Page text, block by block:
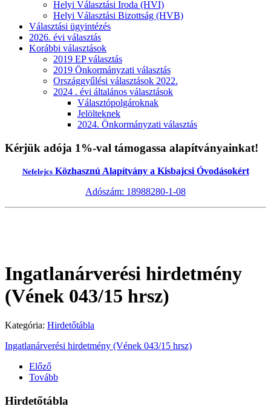
Helyi Választási Iroda (HVI)
Helyi Választási Bizottság (HVB)
Választási ügyintézés
2026. évi választás
Korábbi választások
2019 EP választás
2019 Önkormányzati választás
Országgyűlési választások 2022.
2024 . évi általános választások
Választópolgároknak
Jelölteknek
2024. Önkormányzati választás
Kérjük adója 1%-val támogassa alapítványainkat!
NefelejcsKözhasznú Alapítvány a Kisbajcsi Óvodásokért
Adószám: 18988280-1-08
Ingatlanárverési hirdetmény
(Vének 043/15 hrsz)
Kategória: Hirdetőtábla
Ingatlanárverési hirdetmény (Vének 043/15 hrsz)
Előző
Tovább
Hirdetőtábla